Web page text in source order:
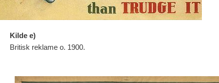
Kilde e)
Britisk reklame o. 1900.